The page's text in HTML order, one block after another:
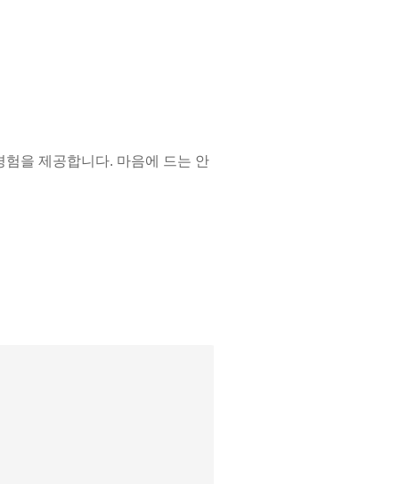
을 제공합니다. 마음에 드는 안
사이즈, 소재, 브랜드까지 원
케어 그리고 렌즈 할인 혜택까
취급합니다. 합리적인 가격으